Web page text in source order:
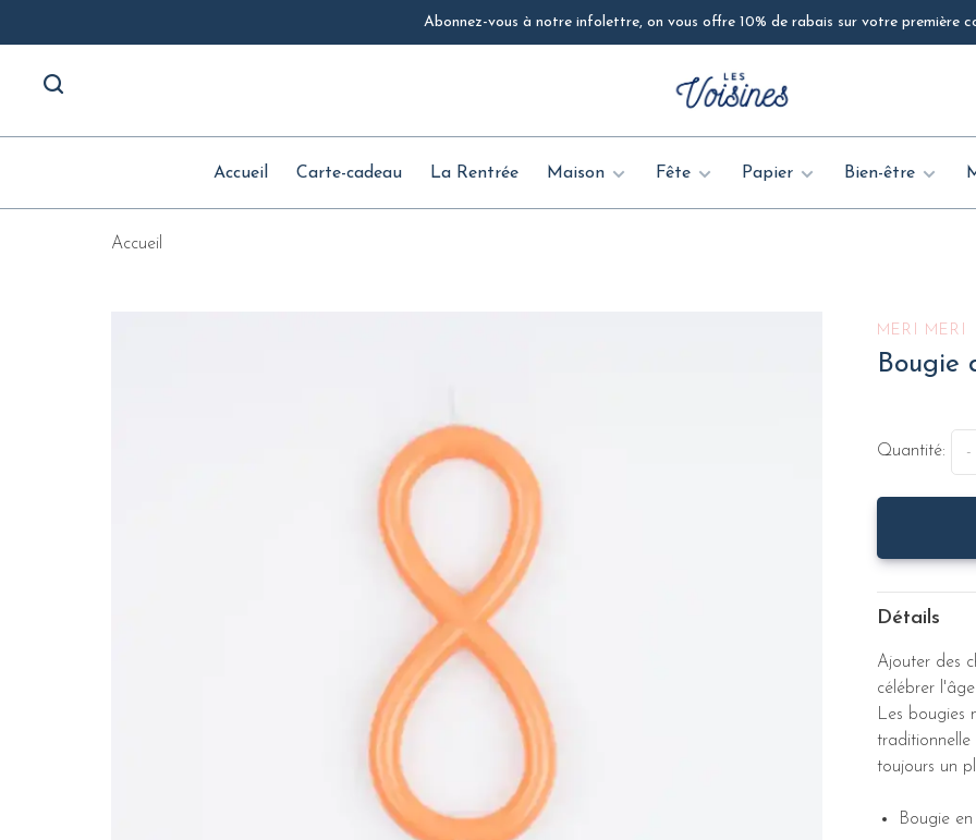
Abonnez-vous à notre infolettre, on vous offre 10% de rabais sur votre première
Accueil Carte-cadeau La Rentrée Maison Fête Papier Bien-être
Accueil
MERI MERI
Bougie
Quantité: -
Détails
Ajouter des
célébrer
Les bougies
traditionnelle
toujours un
Bougie